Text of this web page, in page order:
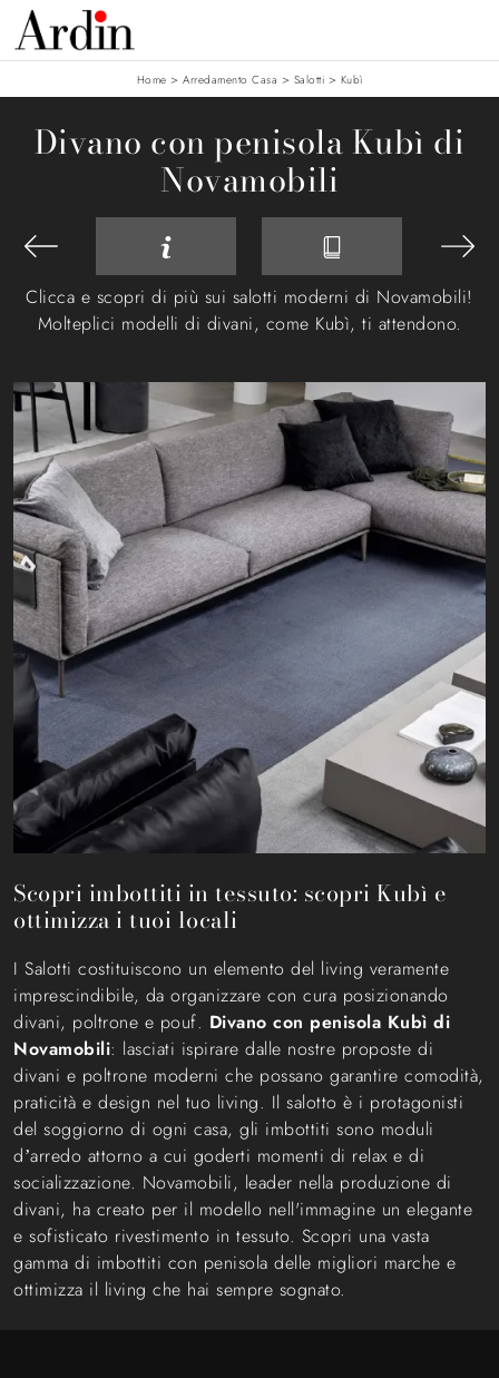
Home > Arredamento Casa > Salotti > Kubì
Divano con penisola Kubì di
Novamobili
Clicca e scopri di più sui salotti moderni di Novamobili!
Molteplici modelli di divani, come Kubì, ti attendono.
Scopri imbottiti in tessuto: scopri Kubì e
ottimizza i tuoi locali
I Salotti costituiscono un elemento del living veramente
imprescindibile, da organizzare con cura posizionando
divani, poltrone e pouf. Divano con penisola Kubì di
Novamobili: lasciati ispirare dalle nostre proposte di
divani e poltrone moderni che possano garantire comodità,
praticità e design nel tuo living. Il salotto è i protagonisti
del soggiorno di ogni casa, gli imbottiti sono moduli
d’arredo attorno a cui goderti momenti di relax e di
socializzazione. Novamobili, leader nella produzione di
divani, ha creato per il modello nell'immagine un elegante
e sofisticato rivestimento in tessuto. Scopri una vasta
gamma di imbottiti con penisola delle migliori marche e
ottimizza il living che hai sempre sognato.